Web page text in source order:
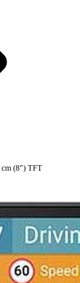
cm (8") TFT